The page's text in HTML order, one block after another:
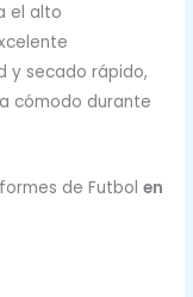
el alto
y secado rápido,
cómodo durante
de Futbolen